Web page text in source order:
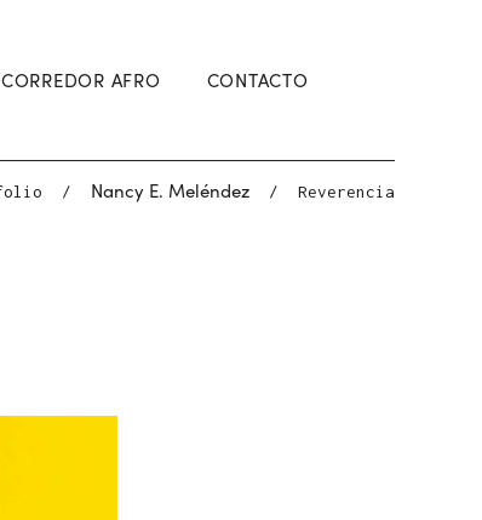
CORREDOR AFRO CONTACTO
/ Nancy E. Meléndez / Reverencia